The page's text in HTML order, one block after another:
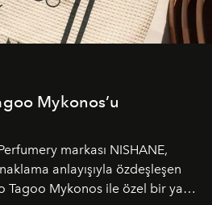
Mykonos’u
markası NISHANE,
anlayışıyla özdeşleşen
Tagoo Mykonos ile özel bir yaz